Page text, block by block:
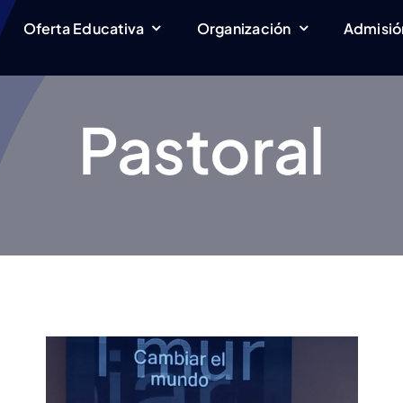
Oferta Educativa Organización
Oferta Educativa Organización
Pastoral